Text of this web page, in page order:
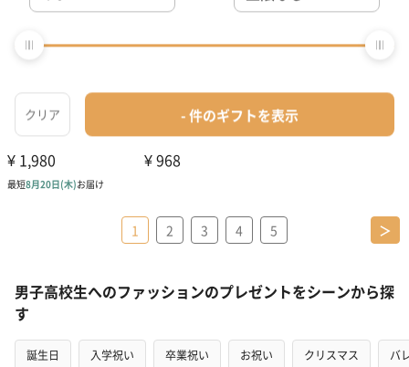
1 2 3 4 5 ＞
男子高校生へのファッションのプレゼントをシーンから探
す
誕生日 入学祝い 卒業祝い お祝い クリスマス バ